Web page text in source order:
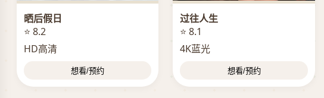
晒后假日
⭐ 8.2
HD高清
想看/预约
过往人生
⭐ 8.1
4K蓝光
想看/预约